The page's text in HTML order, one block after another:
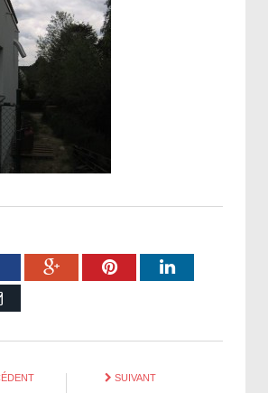
Google+PinterestLinkedIn
Email
SUIVANT